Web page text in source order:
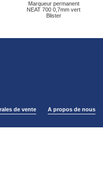
Marqueur permanent
NEAT 700 0,7mm vert
Blister
de vente A propos de nous